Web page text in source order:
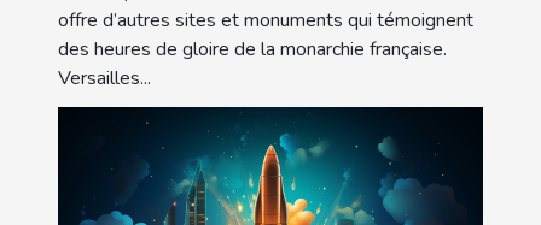
offre d’autres sites et monuments qui témoignent
des heures de gloire de la monarchie française.
Versailles...